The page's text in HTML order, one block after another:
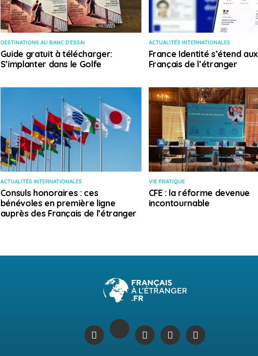
DESTINATIONS AU BANC D'ESSAI
Guide gratuit à télécharger:
S’implanter dans le Golfe
ACTUALITÉS INTERNATIONALES
France Identité s’étend aux
Français de l’étranger
ACTUALITÉS INTERNATIONALES
Consuls honoraires : ces
bénévoles en première ligne
auprès des Français de l’étranger
VIE PRATIQUE
CFE : la réforme devenue
incontournable